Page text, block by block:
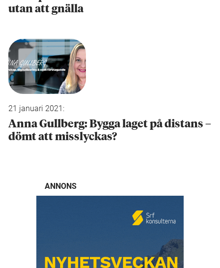
utan att gnälla
21 januari 2021:
Anna Gullberg: Bygga laget på distans –
dömt att misslyckas?
ANNONS